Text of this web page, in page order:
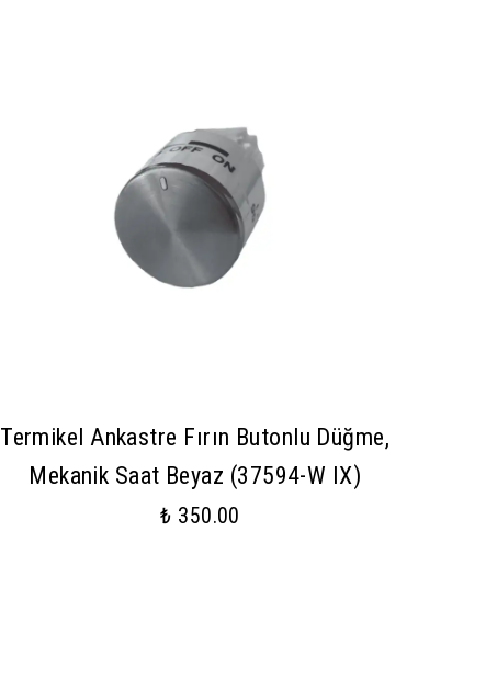
Termikel Ankastre Fırın Butonlu Düğme,
Mekanik Saat Beyaz (37594-W IX)
₺ 350.00